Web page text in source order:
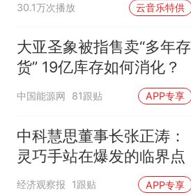
30.1万次播放
云音乐特供
大亚圣象被指售卖“多年存
货” 19亿库存如何消化？
中国能源网 81跟贴 APP专享
中科慧思董事长张正涛：
灵巧手站在爆发的临界点
经济观察报 1跟贴 APP专享